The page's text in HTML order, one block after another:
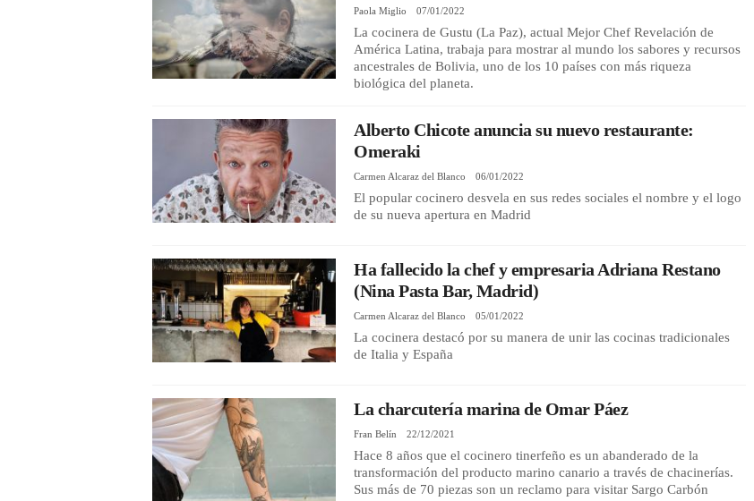
Paola Miglio 07/01/2022
La cocinera de Gustu (La Paz), actual Mejor Chef Revelación de
América Latina, trabaja para mostrar al mundo los sabores y recursos
ancestrales de Bolivia, uno de los 10 países con más riqueza
biológica del planeta.
Alberto Chicote anuncia su nuevo restaurante:
Omeraki
Carmen Alcaraz del Blanco 06/01/2022
El popular cocinero desvela en sus redes sociales el nombre y el logo
de su nueva apertura en Madrid
Ha fallecido la chef y empresaria Adriana Restano
(Nina Pasta Bar, Madrid)
Carmen Alcaraz del Blanco 05/01/2022
La cocinera destacó por su manera de unir las cocinas tradicionales
de Italia y España
La charcutería marina de Omar Páez
Fran Belín 22/12/2021
Hace 8 años que el cocinero tinerfeño es un abanderado de la
transformación del producto marino canario a través de chacinerías.
Sus más de 70 piezas son un reclamo para visitar Sargo Carbón